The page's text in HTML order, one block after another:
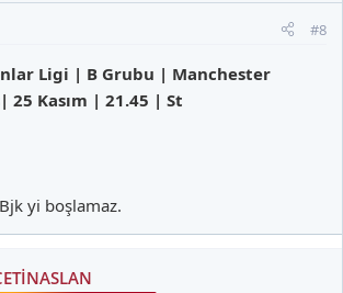
#8
Ligi | B Grubu | Manchester
25 Kasım | 21.45 | St
yi boşlamaz.